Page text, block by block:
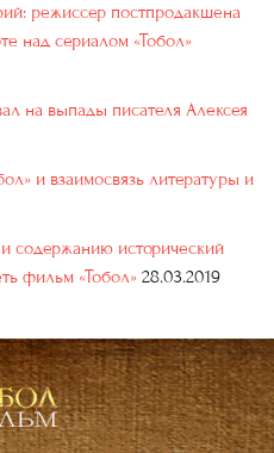
режиссер постпродакшена
над сериалом «Тобол»
на выпады писателя Алексея
и взаимосвязь литературы и
содержанию исторический
фильм «Тобол» 28.03.2019